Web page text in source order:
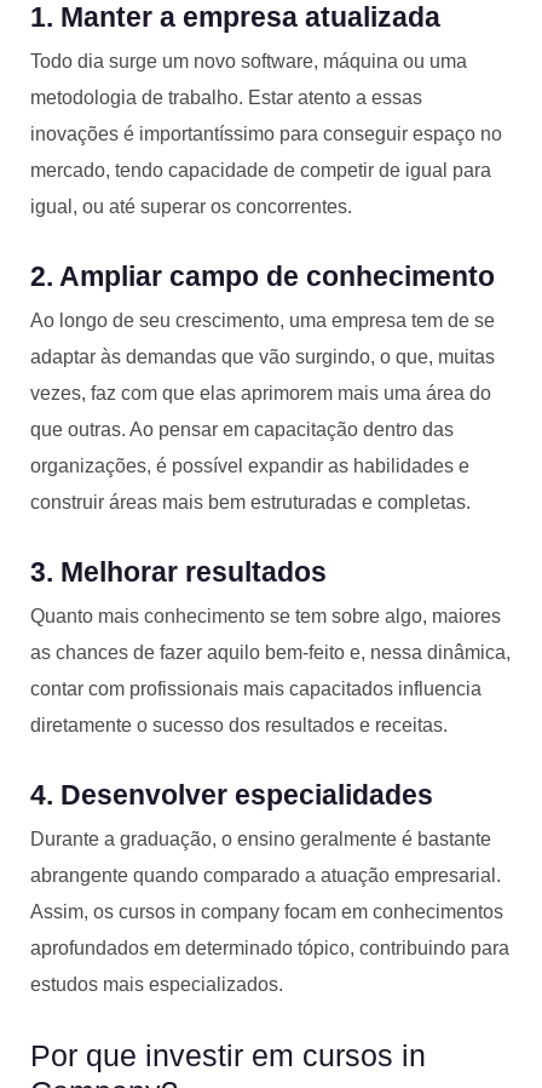
1. Manter a empresa atualizada
Todo dia surge um novo software, máquina ou uma
metodologia de trabalho. Estar atento a essas
inovações é importantíssimo para conseguir espaço no
mercado, tendo capacidade de competir de igual para
igual, ou até superar os concorrentes.
2. Ampliar campo de conhecimento
Ao longo de seu crescimento, uma empresa tem de se
adaptar às demandas que vão surgindo, o que, muitas
vezes, faz com que elas aprimorem mais uma área do
que outras. Ao pensar em capacitação dentro das
organizações, é possível expandir as habilidades e
construir áreas mais bem estruturadas e completas.
3. Melhorar resultados
Quanto mais conhecimento se tem sobre algo, maiores
as chances de fazer aquilo bem-feito e, nessa dinâmica,
contar com profissionais mais capacitados influencia
diretamente o sucesso dos resultados e receitas.
4. Desenvolver especialidades
Durante a graduação, o ensino geralmente é bastante
abrangente quando comparado a atuação empresarial.
Assim, os cursos in company focam em conhecimentos
aprofundados em determinado tópico, contribuindo para
estudos mais especializados.
Por que investir em cursos in